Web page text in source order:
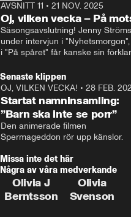
AVSNITT 11 • 21 NOV. 2025
Oj, vilken vecka – På
Säsongsavslutning! Jenny
under intervjun i
i "På spåret" får kanske sin
Cantwell och Karin Pettersson.
Senaste klippen
OJ, VILKEN VECKA! • 28 FEB.
Startat namninsamling:
”Barn ska inte se porr”
Den animerade filmen
Spermageddon rör upp känslor.
Missa inte det här
Några av våra medverkande
Olivia J
Berntsson
Olivia
Svenson